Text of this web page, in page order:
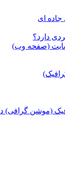
جاده ای
دارد؟
(صفحه وب)
(موشن گرافی)